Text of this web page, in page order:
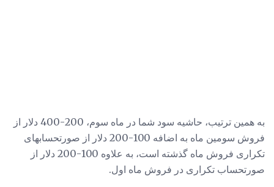
به همین ترتیب، حاشیه سود شما در ماه سوم، 200-400 دلار از
فروش سومین ماه به اضافه 100-200 دلار از صورتحسابهای
تکراری فروش ماه گذشته است، به علاوه 100-200 دلار از
صورتحساب تکراری در فروش ماه اول.